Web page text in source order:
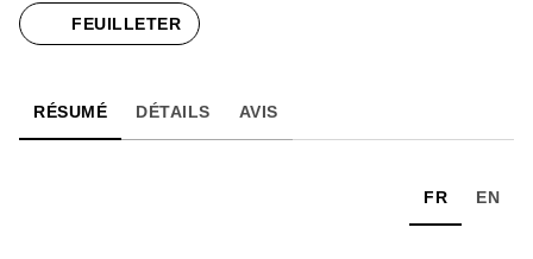
FEUILLETER
RÉSUMÉ DÉTAILS AVIS
FR EN